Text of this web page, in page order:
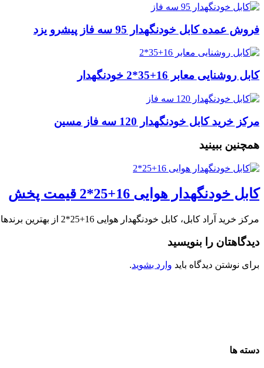
فروش عمده کابل خودنگهدار 95 سه فاز پیشرو یزد
کابل روشنایی معابر 16+35*2 خودنگهدار
مرکز خرید کابل خودنگهدار 120 سه فاز مسین
همچنین ببینید
کابل خودنگهدار هوایی 16+25*2 قیمت پخش
مرکز خرید آراد کابل، کابل خودنگهدار هوایی 16+25*2 از بهترین برندهای بازار به قیمت پخش …
دیدگاهتان را بنویسید
برای نوشتن دیدگاه باید وارد بشوید.
دسته ها